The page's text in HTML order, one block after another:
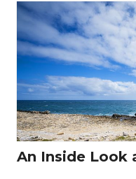
An Inside Look